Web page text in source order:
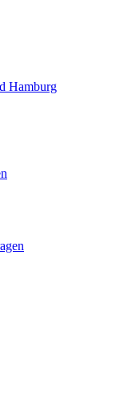
Hamburg